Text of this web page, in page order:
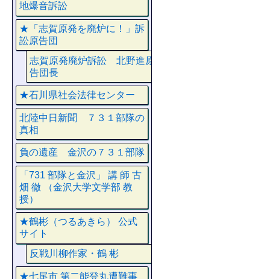
地爆音訴訟
★「志賀原発を廃炉に！」訴
訟原告団
志賀原発廃炉訴訟 北野進原
告団長
★石川県社会法律センター
北陸中日新聞 ７３１部隊の
真相
負の遺産 金沢の７３１部隊
「731 部隊と金沢」 講 師 古
畑 徹 （金沢大学文学部 教
授）
★鶴彬（つるあきら） 公式
サイト
反戦川柳作家・鶴 彬
★七尾市 第二能登丸遭難事